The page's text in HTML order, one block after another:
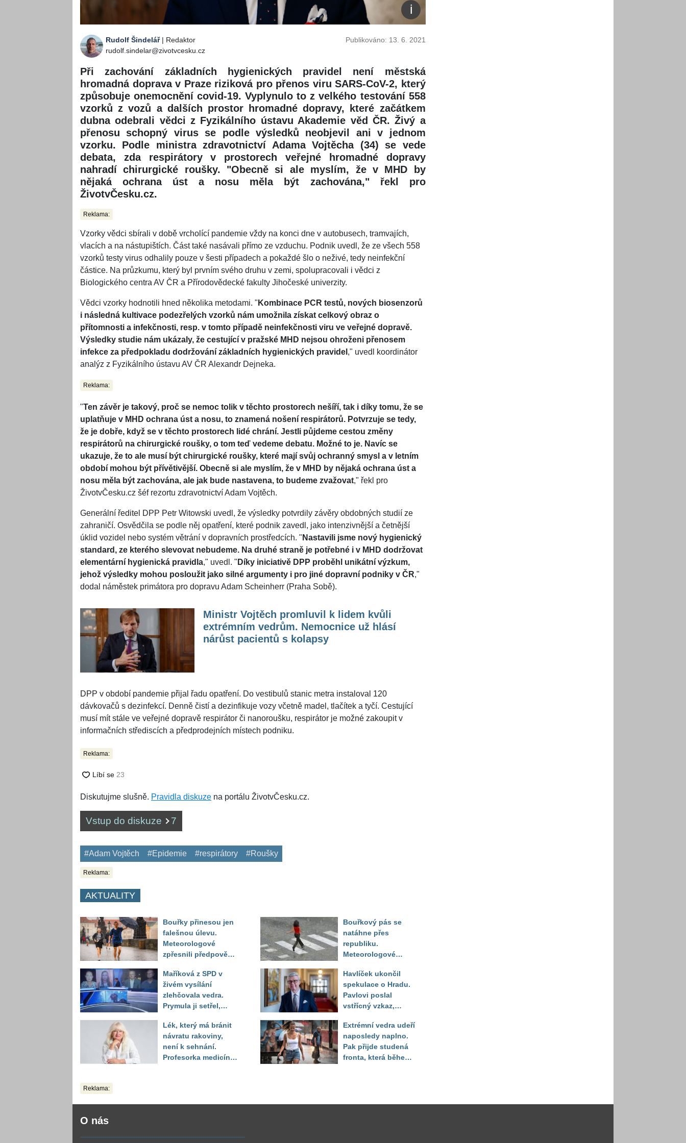
Rudolf Šindelář| Redaktor
rudolf.sindelar@zivotvcesku.cz
Publikováno: 13. 6. 2021
Při zachování základních hygienických pravidel není městská
hromadná doprava v Praze riziková pro přenos viru SARS-CoV-2, který
způsobuje onemocnění covid-19. Vyplynulo to z velkého testování 558
vzorků z vozů a dalších prostor hromadné dopravy, které začátkem
dubna odebrali vědci z Fyzikálního ústavu Akademie věd ČR. Živý a
přenosu schopný virus se podle výsledků neobjevil ani v jednom
vzorku. Podle ministra zdravotnictví Adama Vojtěcha (34) se vede
debata, zda respirátory v prostorech veřejné hromadné dopravy
nahradí chirurgické roušky. "Obecně si ale myslím, že v MHD by
nějaká ochrana úst a nosu měla být zachována," řekl pro
ŽivotvČesku.cz.
Reklama:
Vzorky vědci sbírali v době vrcholící pandemie vždy na konci dne v autobusech, tramvajích,
vlacích a na nástupištích. Část také nasávali přímo ze vzduchu. Podnik uvedl, že ze všech 558
vzorků testy virus odhalily pouze v šesti případech a pokaždé šlo o neživé, tedy neinfekční
částice. Na průzkumu, který byl prvním svého druhu v zemi, spolupracovali i vědci z
Biologického centra AV ČR a Přírodovědecké fakulty Jihočeské univerzity.
Vědci vzorky hodnotili hned několika metodami. " Kombinace PCR testů, nových biosenzorů
i následná kultivace podezřelých vzorků nám umožnila získat celkový obraz o
přítomnosti a infekčnosti, resp. v tomto případě neinfekčnosti viru ve veřejné dopravě.
Výsledky studie nám ukázaly, že cestující v pražské MHD nejsou ohroženi přenosem
infekce za předpokladu dodržování základních hygienických pravidel ," uvedl koordinátor
analýz z Fyzikálního ústavu AV ČR Alexandr Dejneka.
Reklama:
"Ten závěr je takový, proč se nemoc tolik v těchto prostorech nešíří, tak i díky tomu, že se
uplatňuje v MHD ochrana úst a nosu, to znamená nošení respirátorů. Potvrzuje se tedy,
že je dobře, když se v těchto prostorech lidé chrání. Jestli půjdeme cestou změny
respirátorů na chirurgické roušky, o tom teď vedeme debatu. Možné to je. Navíc se
ukazuje, že to ale musí být chirurgické roušky, které mají svůj ochranný smysl a v letním
období mohou být přívětivější. Obecně si ale myslím, že v MHD by nějaká ochrana úst a
nosu měla být zachována, ale jak bude nastavena, to budeme zvažovat," řekl pro
ŽivotvČesku.cz šéf rezortu zdravotnictví Adam Vojtěch.
Generální ředitel DPP Petr Witowski uvedl, že výsledky potvrdily závěry obdobných studií ze
zahraničí. Osvědčila se podle něj opatření, které podnik zavedl, jako intenzivnější a četnější
úklid vozidel nebo systém větrání v dopravních prostředcích. " Nastavili jsme nový hygienický
standard, ze kterého slevovat nebudeme. Na druhé straně je potřebné i v MHD dodržovat
elementární hygienická pravidla," uvedl. " Díky iniciativě DPP proběhl unikátní výzkum,
jehož výsledky mohou posloužit jako silné argumenty i pro jiné dopravní podniky v ČR,"
dodal náměstek primátora pro dopravu Adam Scheinherr (Praha Sobě).
Ministr Vojtěch promluvil k lidem kvůli
extrémním vedrům. Nemocnice už hlásí
nárůst pacientů s kolapsy
DPP v období pandemie přijal řadu opatření. Do vestibulů stanic metra instaloval 120
dávkovačů s dezinfekcí. Denně čistí a dezinfikuje vozy včetně madel, tlačítek a tyčí. Cestující
musí mít stále ve veřejné dopravě respirátor či nanoroušku, respirátor je možné zakoupit v
informačních střediscích a předprodejních místech podniku.
Reklama:
Diskutujme slušně. Pravidla diskuze na portálu ŽivotvČesku.cz.
Vstup do diskuze 7
#Adam Vojtěch #Epidemie #respirátory #Roušky
Reklama:
AKTUALITY
Bouřky přinesou jen
falešnou úlevu.
Meteorologové
zpřesnili předpověď
horkého počasí
Maříková z SPD v
živém vysílání
zlehčovala vedra.
Prymula ji setřel,
číslo
Lék, který má bránit
návratu rakoviny,
není k sehnání.
Profesorka medicíny
Bouřkový pás se
natáhne přes
republiku.
Meteorologové
výstrahou, kde hrozí
kroupy a prudký vítr
Havlíček ukončil
spekulace o Hradu.
Pavlovi poslal
vstřícný vzkaz,
setřel
Extrémní vedra udeří
naposledy naplno.
Pak přijde studená
fronta, která během
Reklama:
O nás